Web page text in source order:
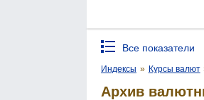
Все показатели
Индексы » Курсы валют
Архив